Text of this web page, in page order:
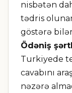
nisbətən
tədris
göstərə
Ödəniş
Turkiyede
cavabını
nəzərə